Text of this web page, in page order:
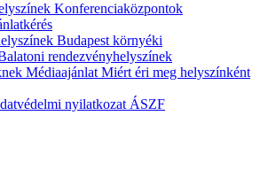
Konferenciaközpontok
Budapest környéki
rendezvényhelyszínek
MédiaajánlatMiért éri meg helyszínként
nyilatkozatÁSZF